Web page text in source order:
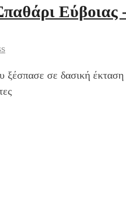
Εύβοιας
ξέσπασε σε δασική